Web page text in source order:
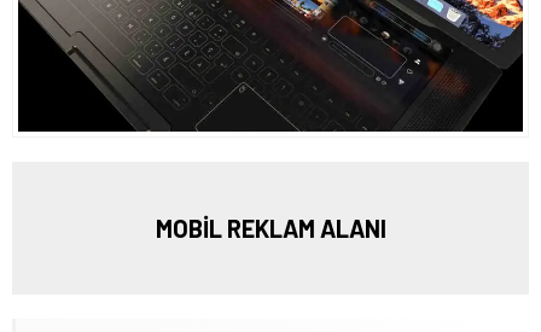
MOBİL REKLAM ALANI